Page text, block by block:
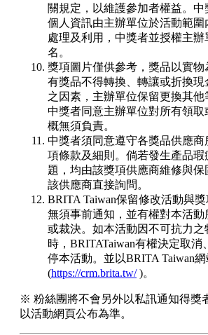
關規定，以維護參加者權益。中
個人資訊由主辦單位於活動範
處理及利用，中獎者並授權主
名。
獎項圖片僅供參考，獎品以實
有獎品不得轉換、轉讓或折換現
之因素，主辦單位保留更換其他
中獎者同意主辦單位對所有領
概無須負責。
中獎者須同意遵守各獎品供應商
項條款及細則。倘若發生產品瑕
題，均由該獎項供應商維修與保
該供應商直接詢問。
BRITA Taiwan保留修改活動與獎
無須事前通知，並有權對本活
或裁決。如本活動因不可抗力
時，BRITATaiwan有權決定取消
停本活動。並以BRITA Taiwan
(https://crm.brita.tw/)。
※ 粉絲團將不會另外以私訊通知得獎
以活動網頁公布為準。